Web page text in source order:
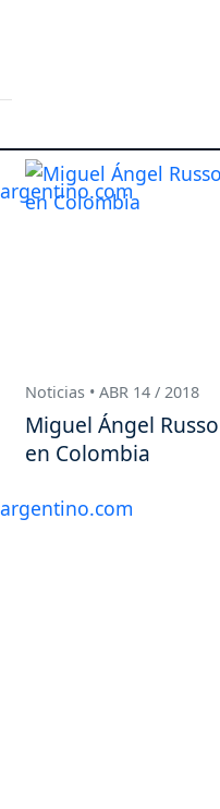
Noticias • ABR 14 / 2018
Miguel Ángel
en Colombia